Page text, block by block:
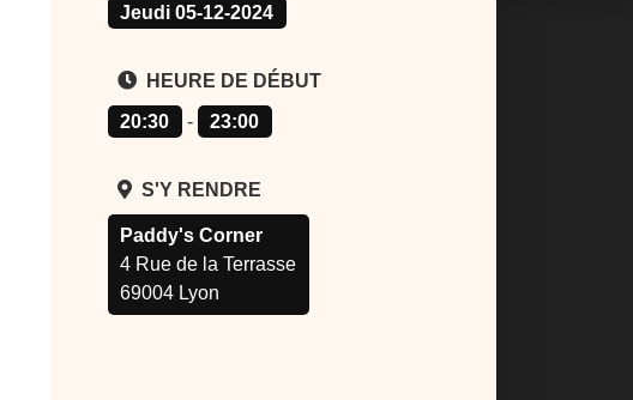
Jeudi 05-12-2024
HEURE DE DÉBUT
20:30
- 23:00
S'Y RENDRE
Paddy's Corner
4 Rue de la Terrasse
69004 Lyon